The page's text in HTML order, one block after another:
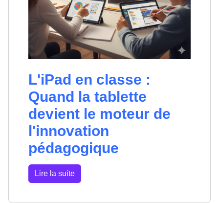
L'iPad en classe :
Quand la tablette
devient le moteur de
l'innovation
pédagogique
Lire la suite